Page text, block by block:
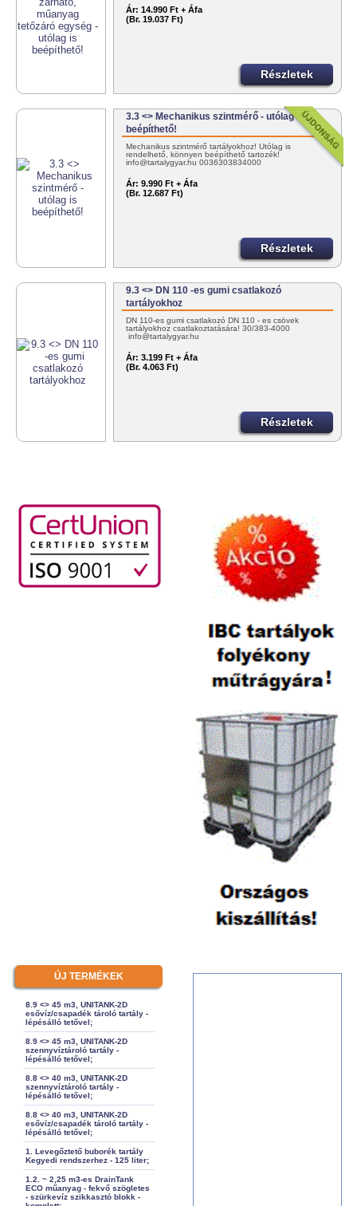
Ár: 14.990 Ft + Áfa
(Br. 19.037 Ft)
Részletek
3.3 <> Mechanikus szintmérő - utólag is
beépíthető!
Mechanikus szintmérő tartályokhoz! Utólag is
rendelhető, könnyen beépíthető tartozék!
info@tartalygyar.hu 0036303834000
Ár: 9.990 Ft + Áfa
(Br. 12.687 Ft)
Részletek
9.3 <> DN 110 -es gumi csatlakozó
tartályokhoz
DN 110-es gumi csatlakozó DN 110 - es csövek
tartályokhoz csatlakoztatására! 30/383-4000
info@tartalygyar.hu
Ár: 3.199 Ft + Áfa
(Br. 4.063 Ft)
Részletek
ÚJ TERMÉKEK
8.9 <> 45 m3, UNITANK-2D
esővíz/csapadék tároló tartály -
lépésálló tetővel;
8.9 <> 45 m3, UNITANK-2D
szennyvíztároló tartály -
lépésálló tetővel;
8.8 <> 40 m3, UNITANK-2D
szennyvíztároló tartály -
lépésálló tetővel;
8.8 <> 40 m3, UNITANK-2D
esővíz/csapadék tároló tartály -
lépésálló tetővel;
1. Levegőztető buborék tartály
Kegyedi rendszerhez - 125 liter;
1.2. ~ 2,25 m3-es DrainTank
ECO műanyag - fekvő szögletes
- szürkevíz szikkasztó blokk -